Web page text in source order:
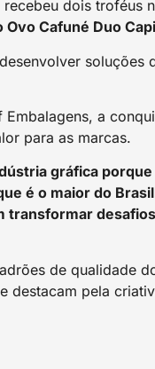
dois troféus
Ovo Cafuné Duo
soluções
a
para as marcas.
gráfica
é o maior do
de qualidade
destacam pela